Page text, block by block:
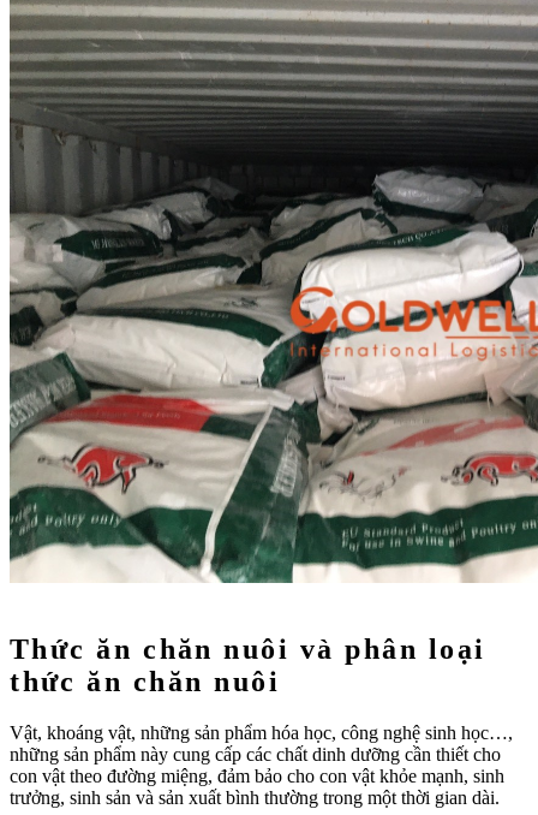
Thức ăn chăn nuôi và phân loại
thức ăn chăn nuôi
Vật, khoáng vật, những sản phẩm hóa học, công nghệ sinh học…,
những sản phẩm này cung cấp các chất dinh dưỡng cần thiết cho
con vật theo đường miệng, đảm bảo cho con vật khỏe mạnh, sinh
trưởng, sinh sản và sản xuất bình thường trong một thời gian dài.